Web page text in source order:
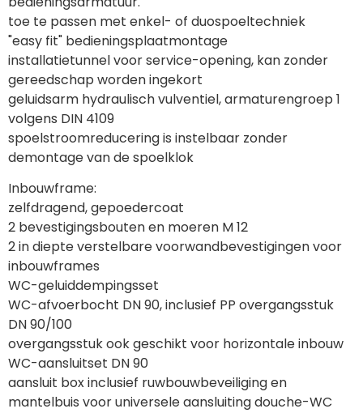
toe te passen met enkel- of duospoeltechniek
"easy fit" bedieningsplaatmontage
installatietunnel voor service-opening, kan zonder
gereedschap worden ingekort
geluidsarm hydraulisch vulventiel, armaturengroep 1
volgens DIN 4109
spoelstroomreducering is instelbaar zonder
demontage van de spoelklok
Inbouwframe:
zelfdragend, gepoedercoat
2 bevestigingsbouten en moeren M 12
2 in diepte verstelbare voorwandbevestigingen voor
inbouwframes
WC-geluiddempingsset
WC-afvoerbocht DN 90, inclusief PP overgangsstuk
DN 90/100
overgangsstuk ook geschikt voor horizontale inbouw
WC-aansluitset DN 90
aansluit box inclusief ruwbouwbeveiliging en
mantelbuis voor universele aansluiting douche-WC